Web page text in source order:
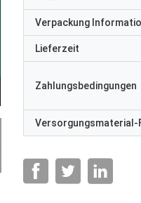
Verpackung
Lieferzeit
Zahlungsbedingungen
Versorgungsmaterial-